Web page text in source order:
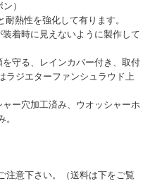
）
熱性を強化して有ります。
着時に見えないように製作して
守る、レインカバー付き、取付
ラジエターファンシュラウド上
ー穴加工済み、ウオッシャーホ
注意下さい。（送料は下をご覧